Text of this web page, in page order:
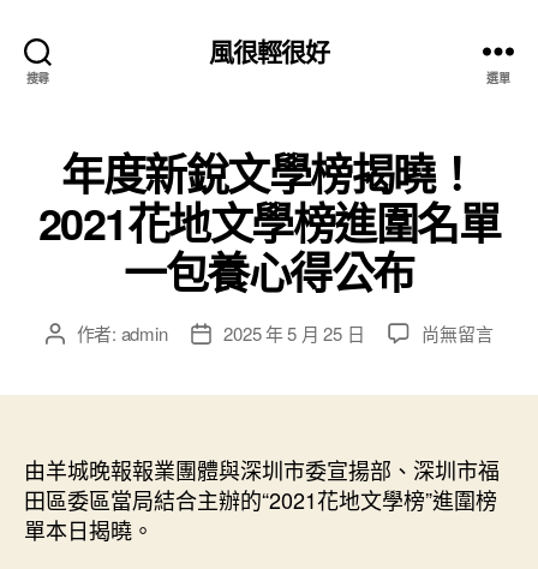
搜尋
風很輕很好
選單
年度新銳文學榜揭曉！
2021花地文學榜進圍名單
一包養心得公布
文 作者: admin
文
期
2025 年 5 月 25 日
在
文
學
榜
尚無留言
由羊城晚報報業團體與深圳市委宣揚部、深圳市福
田區委區當局結合主辦的“2021花地文學榜”進圍榜
單本日揭曉。